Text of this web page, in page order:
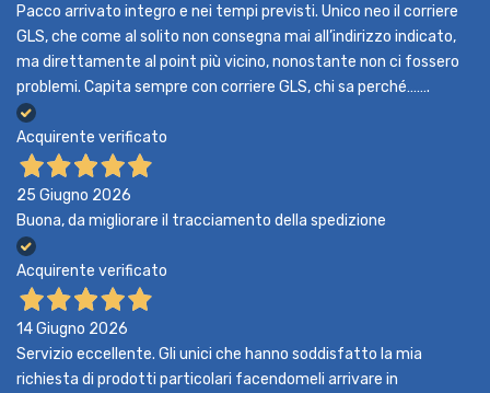
Pacco arrivato integro e nei tempi previsti. Unico neo il corriere
GLS, che come al solito non consegna mai all’indirizzo indicato,
ma direttamente al point più vicino, nonostante non ci fossero
problemi. Capita sempre con corriere GLS, chi sa perché…….
Acquirente verificato
25 Giugno 2026
Buona, da migliorare il tracciamento della spedizione
Acquirente verificato
14 Giugno 2026
Servizio eccellente. Gli unici che hanno soddisfatto la mia
richiesta di prodotti particolari facendomeli arrivare in